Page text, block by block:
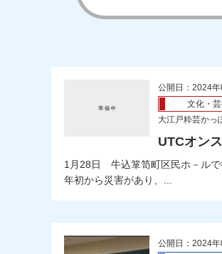
公開日：2024年
文化・
大江戸粋芸かっ
UTCオン
1月28日 牛込箪笥町区民ホ－ルで
年初から災害があり、...
公開日：2024年